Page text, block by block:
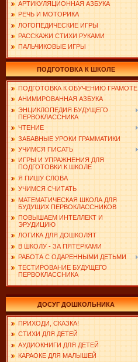
АРТИКУЛЯЦИОННАЯ АЗБУКА
РЕЧЬ И МОТОРИКА
ЛОГОПЕДИЧЕСКИЕ ИГРЫ
РАССКАЖИ СТИХИ РУКАМИ
ПАЛЬЧИКОВЫЕ ИГРЫ
ПОДГОТОВКА К ШКОЛЕ
ПОДГОТОВКА К ОБУЧЕНИЮ ГРАМОТЕ
АНИМИРОВАННАЯ АЗБУКА
ЭНЦИКЛОПЕДИЯ БУДУЩЕГО
ПЕРВОКЛАССНИКА
ЧТЕНИЕ
ЗАБАВНЫЕ УРОКИ ГРАММАТИКИ
УЧИМСЯ ПИСАТЬ
ИГРЫ И УПРАЖНЕНИЯ ДЛЯ
ПОДГОТОВКИ К ШКОЛЕ
Я ПИШУ СЛОВА
УЧИМСЯ СЧИТАТЬ
МАТЕМАТИЧЕСКАЯ ШКОЛА ДЛЯ
БУДУЩИХ ПЕРВОКЛАССНИКОВ
ПОВЫШАЕМ ИНТЕЛЛЕКТ И
ЭРУДИЦИЮ
ЛОГИКА ДЛЯ ДОШКОЛЯТ
В ШКОЛУ - ЗА ПЯТЕРКАМИ
РАБОТА С ОДАРЕННЫМИ ДЕТЬМИ
ТЕСТИРОВАНИЕ БУДУЩЕГО
ПЕРВОКЛАССНИКА
ДОСУГ ДОШКОЛЬНИКА
ПРИХОДИ, СКАЗКА!
СТИХИ ДЛЯ ДЕТЕЙ
АУДИОКНИГИ ДЛЯ ДЕТЕЙ
КАРАОКЕ ДЛЯ МАЛЫШЕЙ